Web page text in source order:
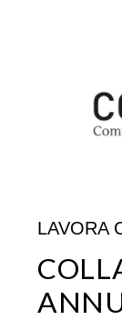
LAVORA